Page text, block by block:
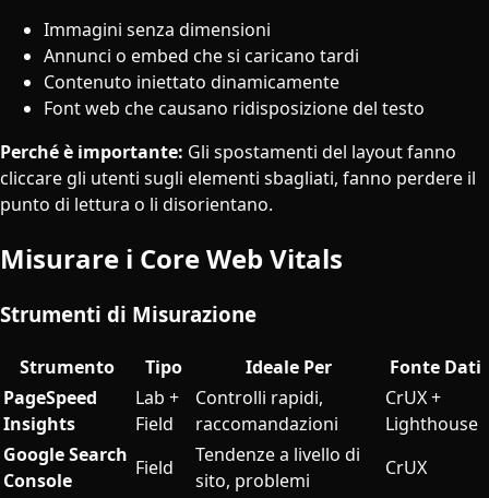
Immagini senza dimensioni
Annunci o embed che si caricano tardi
Contenuto iniettato dinamicamente
Font web che causano ridisposizione del testo
Perché è importante: Gli spostamenti del layout fanno
cliccare gli utenti sugli elementi sbagliati, fanno perdere il
punto di lettura o li disorientano.
Misurare i Core Web Vitals
Strumenti di Misurazione
Strumento Tipo Ideale Per
Fonte Dati
PageSpeed
Insights
Lab +
Field
Controlli rapidi,
raccomandazioni
CrUX +
Lighthouse
Google Search
Console
Field
Tendenze a livello di
sito, problemi
CrUX